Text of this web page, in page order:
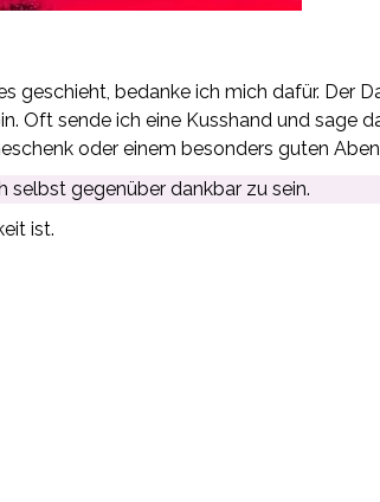
geschieht, bedanke ich mich dafür. Der
Oft sende ich eine Kusshand und sage
oder einem besonders guten
selbst gegenüber dankbar zu sein.
ist.